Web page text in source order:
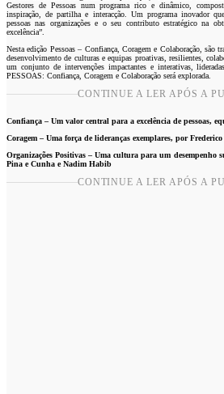
Gestores de Pessoas num programa rico e dinâmico,
inspiração, de partilha e interacção. Um programa inovador
pessoas nas organizações e o seu contributo estratégico na
excelência”.
Nesta edição Pessoas – Confiança, Coragem e Colaboração, são
desenvolvimento de culturas e equipas proativas, resilientes,
um conjunto de intervenções impactantes e interativas,
PESSOAS: Confiança, Coragem e Colaboração será explorada.
CONTINUE A LER APÓS A
Confiança – Um valor central para a excelência de pessoas,
Coragem – Uma força de lideranças exemplares, por
Organizações Positivas – Uma cultura para um desempenho
Pina e Cunha e Nadim Habib
CONTINUE A LER APÓS A